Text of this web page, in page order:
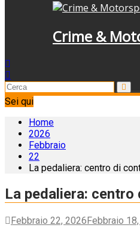
Crime &
Sei qui
Home
2026
Febbraio
22
La pedaliera: centro di
La pedaliera:
Febbraio 22, 2026Febbraio